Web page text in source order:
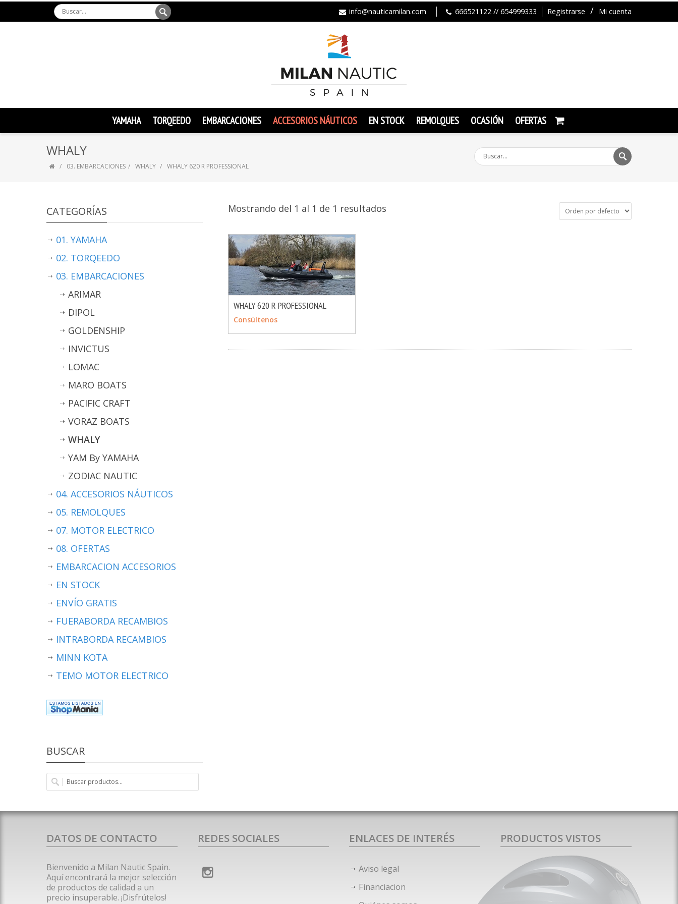
Registrarse Mi cuenta
info@nauticamilan.com 666521122 // 654999333
YAMAHA TORQEEDO EMBARCACIONES ACCESORIOS NÁUTICOS EN STOCK REMOLQUES OCASIÓN OFERTAS
WHALY
03. EMBARCACIONES WHALY WHALY 620 R PROFESSIONAL
Mostrando del 1 al 1 de 1 resultados
WHALY 620 R PROFESSIONAL
Consúltenos
CATEGORÍAS
01. YAMAHA
02. TORQEEDO
03. EMBARCACIONES
ARIMAR
DIPOL
GOLDENSHIP
INVICTUS
LOMAC
MARO BOATS
PACIFIC CRAFT
VORAZ BOATS
WHALY
YAM By YAMAHA
ZODIAC NAUTIC
04. ACCESORIOS NÁUTICOS
05. REMOLQUES
07. MOTOR ELECTRICO
08. OFERTAS
EMBARCACION ACCESORIOS
EN STOCK
ENVÍO GRATIS
FUERABORDA RECAMBIOS
INTRABORDA RECAMBIOS
MINN KOTA
TEMO MOTOR ELECTRICO
BUSCAR
DATOS DE CONTACTO
Bienvenido a Milan Nautic Spain.
Aquí encontrará la mejor selección
de productos de calidad a un
precio insuperable. ¡Disfrútelos!
REDES SOCIALES ENLACES DE INTERÉS
Aviso legal
Financiacion
PRODUCTOS VISTOS